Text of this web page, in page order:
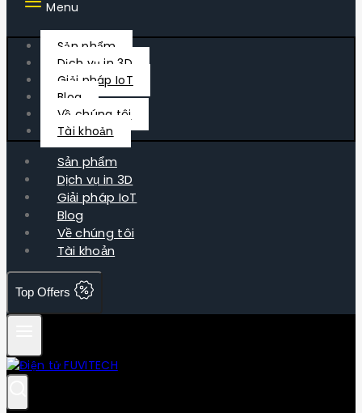
Menu
Sản phẩm
Dịch vụ in 3D
Giải pháp IoT
Blog
Về chúng tôi
Tài khoản
Sản phẩm
Dịch vụ in 3D
Giải pháp IoT
Blog
Về chúng tôi
Tài khoản
Top Offers